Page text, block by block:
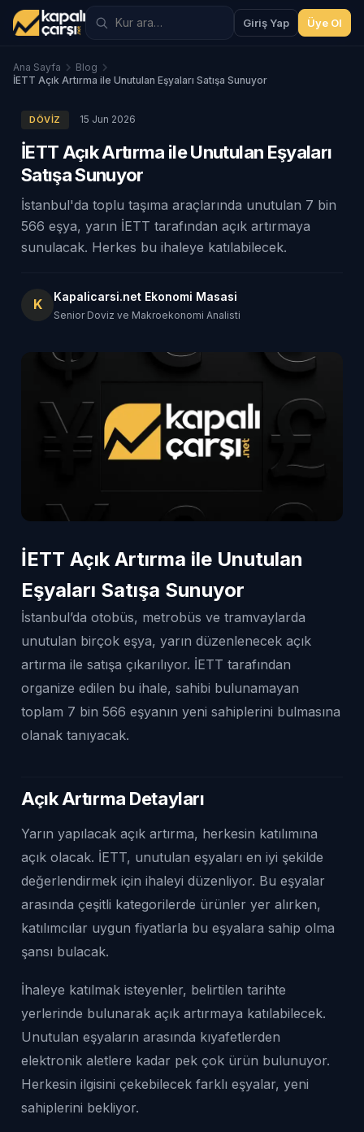
Giriş Yap Üye Ol
Ana Sayfa
Blog
İETT Açık Artırma ile Unutulan Eşyaları Satışa Sunuyor
DÖVIZ 15 Jun 2026
İETT Açık Artırma ile Unutulan Eşyaları
Satışa Sunuyor
İstanbul'da toplu taşıma araçlarında unutulan 7 bin
566 eşya, yarın İETT tarafından açık artırmaya
sunulacak. Herkes bu ihaleye katılabilecek.
K Kapalicarsi.net Ekonomi Masasi
Senior Doviz ve Makroekonomi Analisti
İETT Açık Artırma ile Unutulan
Eşyaları Satışa Sunuyor
İstanbul’da otobüs, metrobüs ve tramvaylarda
unutulan birçok eşya, yarın düzenlenecek açık
artırma ile satışa çıkarılıyor. İETT tarafından
organize edilen bu ihale, sahibi bulunamayan
toplam 7 bin 566 eşyanın yeni sahiplerini bulmasına
olanak tanıyacak.
Açık Artırma Detayları
Yarın yapılacak açık artırma, herkesin katılımına
açık olacak. İETT, unutulan eşyaları en iyi şekilde
değerlendirmek için ihaleyi düzenliyor. Bu eşyalar
arasında çeşitli kategorilerde ürünler yer alırken,
katılımcılar uygun fiyatlarla bu eşyalara sahip olma
şansı bulacak.
İhaleye katılmak isteyenler, belirtilen tarihte
yerlerinde bulunarak açık artırmaya katılabilecek.
Unutulan eşyaların arasında kıyafetlerden
elektronik aletlere kadar pek çok ürün bulunuyor.
Herkesin ilgisini çekebilecek farklı eşyalar, yeni
sahiplerini bekliyor.